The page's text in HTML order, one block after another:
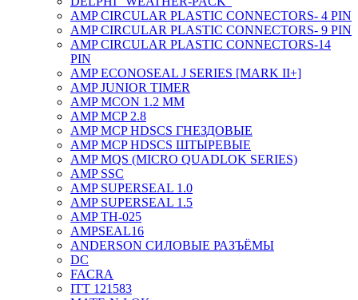
AMP CIRCULAR PLASTIC CONNECTORS- 4 PIN
AMP CIRCULAR PLASTIC CONNECTORS- 9 PIN
AMP CIRCULAR PLASTIC CONNECTORS-14
PIN
AMP ECONOSEAL J SERIES [MARK II+]
AMP JUNIOR TIMER
AMP MCON 1.2 MM
AMP MCP 2.8
AMP MCP HDSCS ГНЕЗДОВЫЕ
AMP MCP HDSCS ШТЫРЕВЫЕ
AMP MQS (MICRO QUADLOK SERIES)
AMP SSC
AMP SUPERSEAL 1.0
AMP SUPERSEAL 1.5
AMP ТН-025
AMPSEAL16
ANDERSON СИЛОВЫЕ РАЗЪЁМЫ
DC
FACRA
ITT 121583